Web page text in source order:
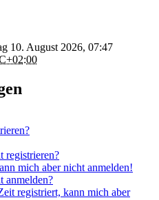
10. August 2026, 07:47
registrieren?
mich aber nicht anmelden!
anmelden?
registriert, kann mich aber